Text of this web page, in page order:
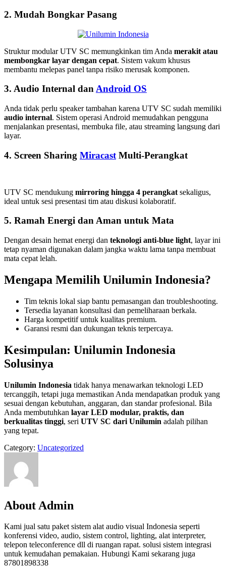
2. Mudah Bongkar Pasang
Struktur modular UTV SC memungkinkan tim Anda merakit atau
membongkar layar dengan cepat. Sistem vakum khusus
membantu melepas panel tanpa risiko merusak komponen.
3. Audio Internal danAndroid OS
Anda tidak perlu speaker tambahan karena UTV SC sudah memiliki
audio internal. Sistem operasi Android memudahkan pengguna
menjalankan presentasi, membuka file, atau streaming langsung dari
layar.
4. Screen Sharing Miracast Multi-Perangkat
UTV SC mendukung mirroring hingga 4 perangkat sekaligus,
ideal untuk sesi presentasi tim atau diskusi kolaboratif.
5. Ramah Energi dan Aman untuk Mata
Dengan desain hemat energi dan teknologi anti-blue light, layar ini
tetap nyaman digunakan dalam jangka waktu lama tanpa membuat
mata cepat lelah.
Mengapa Memilih Unilumin Indonesia?
Tim teknis lokal siap bantu pemasangan dan troubleshooting.
Tersedia layanan konsultasi dan pemeliharaan berkala.
Harga kompetitif untuk kualitas premium.
Garansi resmi dan dukungan teknis terpercaya.
Kesimpulan: Unilumin Indonesia
Solusinya
Unilumin Indonesia tidak hanya menawarkan teknologi LED
tercanggih, tetapi juga memastikan Anda mendapatkan produk yang
sesuai dengan kebutuhan, anggaran, dan standar profesional. Bila
Anda membutuhkan layar LED modular, praktis, dan
berkualitas tinggi, seri UTV SC dari Unilumin adalah pilihan
yang tepat.
Category: Uncategorized
About Admin
Kami jual satu paket sistem alat audio visual Indonesia seperti
konferensi video, audio, sistem control, lighting, alat interpreter,
telepon teleconference dll di ruangan rapat. solusi sistem integrasi
untuk kemudahan pemakaian. Hubungi Kami sekarang juga
87801898338